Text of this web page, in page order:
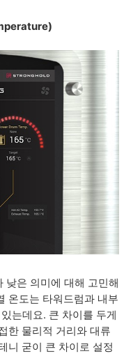
낮은 의미에 대해 고민해
온도는 타워드럼과 내부
는데요. 큰 차이를 두게
한 물리적 거리와 대류
니 굳이 큰 차이로 설정